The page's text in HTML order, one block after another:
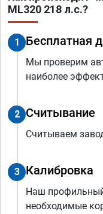
ML320 218 л.с.?
1 Бесплатная
Мы проверим
наиболее
2 Считывание
Считываем
3 Калибровка
Наш
необходимые